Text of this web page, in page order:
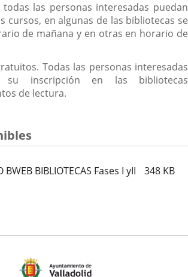
las personas interesadas puedan
cursos, en algunas de las bibliotecas se
de mañana y en otras en horario de
Todas las personas interesadas
su inscripción en las bibliotecas
de lectura.
BWEB BIBLIOTECAS Fases I yII 348 KB